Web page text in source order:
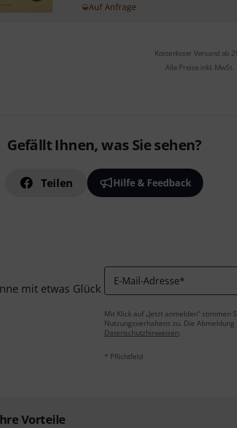
Auf Anfrage
Kostenloser Versand ab
Alle Preise inkl. MwSt.
Gefällt Ihnen, was Sie sehen?
Teilen Hilfe & Feedback
mit etwas Glück
E-Mail-Adresse*
Mit Klick auf „Jetzt anmelden“
Nutzungsverhaltens zu. Die
Datenschutzhinweisen.
* Pflichtfeld
Vorteile